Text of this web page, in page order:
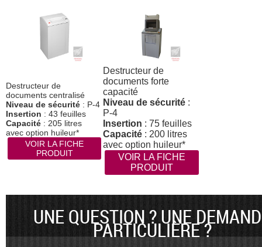
Destructeur de
documents centralisé
Niveau de sécurité : P-4
Insertion : 43 feuilles
Capacité : 205 litres
avec option huileur*
VOIR LA FICHE
PRODUIT
Destructeur de
documents forte
capacité
Niveau de sécurité :
P-4
Insertion : 75 feuilles
Capacité : 200 litres
avec option huileur*
VOIR LA FICHE
PRODUIT
UNE QUESTION ? UNE
PARTICULIÈRE ?